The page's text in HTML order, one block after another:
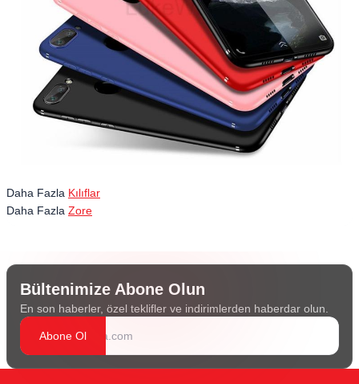
Daha Fazla Kılıflar
Daha Fazla Zore
Bültenimize Abone Olun
En son haberler, özel teklifler ve indirimlerden haberdar olun.
Abone Ol